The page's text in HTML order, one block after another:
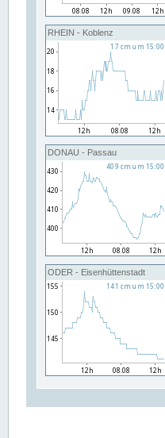
RHEIN - Koblenz
DONAU - Passau
ODER - Eisenhüttenstadt